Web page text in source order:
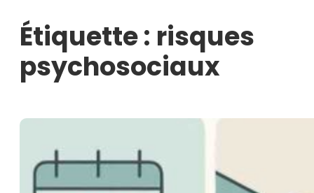
Étiquette : risques
psychosociaux